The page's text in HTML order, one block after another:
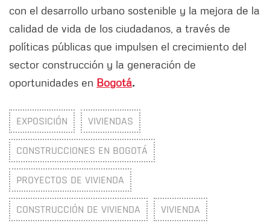
con el desarrollo urbano sostenible y la mejora de la
calidad de vida de los ciudadanos, a través de
políticas públicas que impulsen el crecimiento del
sector construcción y la generación de
oportunidades en Bogotá.
EXPOSICIÓN VIVIENDAS
CONSTRUCCIONES EN BOGOTÁ
PROYECTOS DE VIVIENDA
CONSTRUCCIÓN DE VIVIENDA VIVIENDA